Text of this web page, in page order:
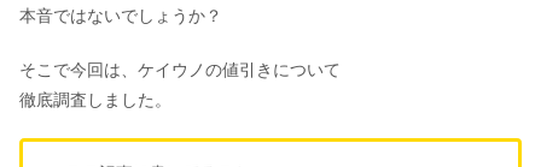
本音ではないでしょうか？
そこで今回は、ケイウノの値引きについて
徹底調査しました。